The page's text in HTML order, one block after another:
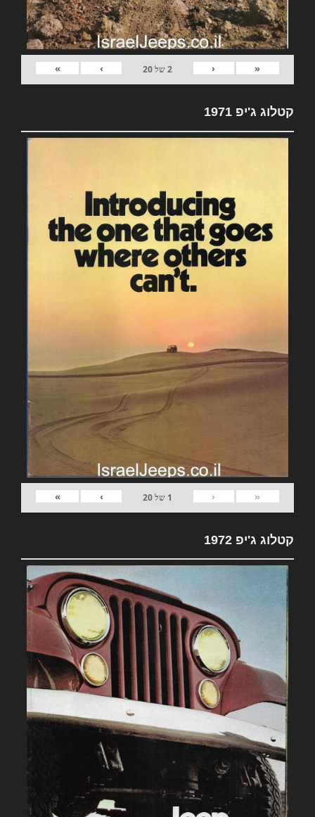
«
‹
2של20
›
»
קטלוג ג'יפ 1971
«
‹
1 של20
›
»
קטלוג ג'יפ 1972